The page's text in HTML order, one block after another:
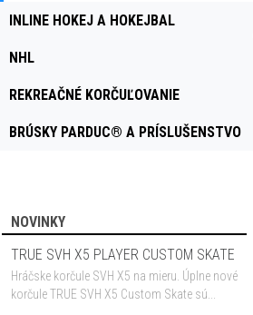
INLINE HOKEJ A HOKEJBAL
NHL
REKREAČNÉ KORČUĽOVANIE
BRÚSKY PARDUC® A PRÍSLUŠENSTVO
NOVINKY
TRUE SVH X5 PLAYER CUSTOM SKATE
Hráčske korčule SVH X5 na mieru. Úplne nové
korčule TRUE SVH X5 Custom Skate sú...